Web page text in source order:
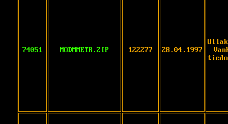
74051 MODMMETR.ZIP 122277 28.04.1997